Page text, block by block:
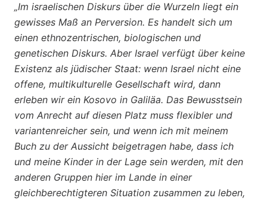
„Im israelischen Diskurs über die Wurzeln liegt ein
gewisses Maß an Perversion. Es handelt sich um
einen ethnozentrischen, biologischen und
genetischen Diskurs. Aber Israel verfügt über keine
Existenz als jüdischer Staat: wenn Israel nicht eine
offene, multikulturelle Gesellschaft wird, dann
erleben wir ein Kosovo in Galiläa. Das Bewusstsein
vom Anrecht auf diesen Platz muss flexibler und
variantenreicher sein, und wenn ich mit meinem
Buch zu der Aussicht beigetragen habe, dass ich
und meine Kinder in der Lage sein werden, mit den
anderen Gruppen hier im Lande in einer
gleichberechtigteren Situation zusammen zu leben,